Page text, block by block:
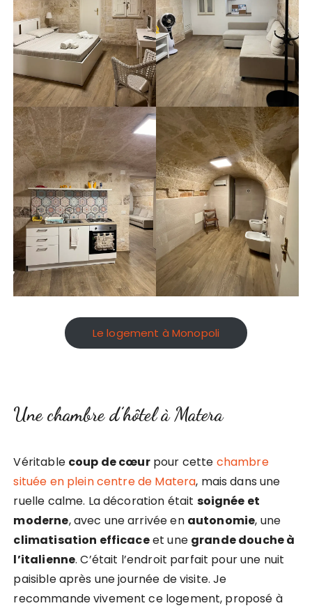
Le logement à Monopoli
Une chambre d’hôtel à Matera
Véritable coup de cœurpour cette chambre
située en plein centre de Matera, mais dans une
ruelle calme. La décoration était soignée et
moderne, avec une arrivée en autonomie, une
climatisation efficaceet une grande douche à
l’italienne. C’était l’endroit parfait pour une nuit
paisible après une journée de visite. Je
recommande vivement ce logement, proposé à